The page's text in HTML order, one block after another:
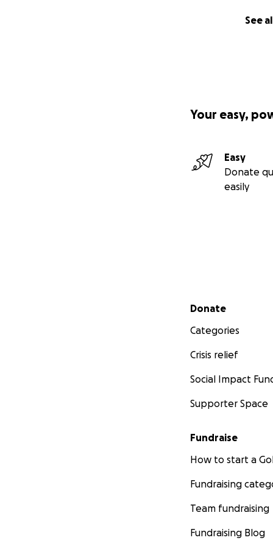
See
Your easy,
Easy
Donate
easily
Secondary menu
Donate
Categories
Crisis relief
Social Impact
Supporter Space
Fundraise
How to start a
Fundraising
Team fundraising
Fundraising Blog